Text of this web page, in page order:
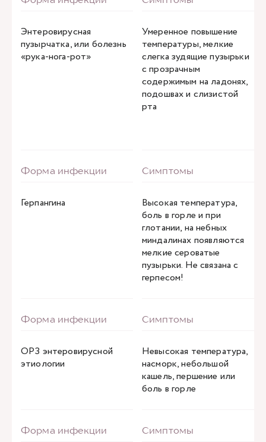
Энтеровирусная
пузырчатка, или болезнь
«рука-нога-рот»
Умеренное повышение
температуры, мелкие
слегка зудящие пузырьки
с прозрачным
содержимым на ладонях,
подошвах и слизистой
рта
Герпангина
Высокая температура,
боль в горле и при
глотании, на небных
миндалинах появляются
мелкие сероватые
пузырьки. Не связана с
герпесом!
ОРЗ энтеровирусной
этиологии
Невысокая температура,
насморк, небольшой
кашель, першение или
боль в горле